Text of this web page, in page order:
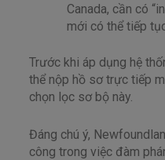
Canada, cần có
mới có thể tiếp
Trước khi áp dụng hệ
thể nộp hồ sơ trực tiếp
chọn lọc sơ bộ này.
Đáng chú ý,
công trong việc đàm